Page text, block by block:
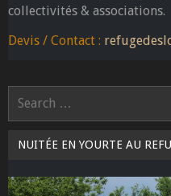
collectivités &
Devis / Contact :
NUITÉE EN YOURTE AU